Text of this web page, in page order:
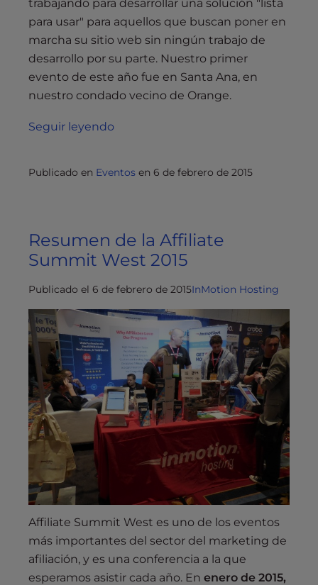
trabajando para desarrollar una solución "lista
para usar" para aquellos que buscan poner en
marcha su sitio web sin ningún trabajo de
desarrollo por su parte. Nuestro primer
evento de este año fue en Santa Ana, en
nuestro condado vecino de Orange.
Seguir leyendo
Publicado en Eventos en 6 de febrero de 2015
Resumen de la Affiliate
Summit West 2015
Publicado el 6 de febrero de 2015InMotion Hosting
Affiliate Summit West es uno de los eventos
más importantes del sector del marketing de
afiliación, y es una conferencia a la que
esperamos asistir cada año. En enero de 2015,